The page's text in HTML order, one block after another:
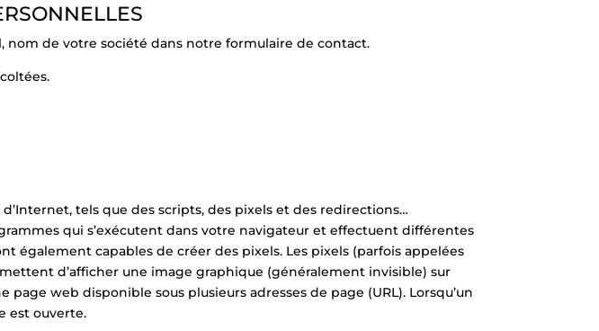
nom de votre société dans notre formulaire de contact.
tels que des scripts, des pixels et des redirections…
qui s’exécutent dans votre navigateur et effectuent différentes
également capables de créer des pixels. Les pixels (parfois appelées
d’afficher une image graphique (généralement invisible) sur
web disponible sous plusieurs adresses de page (URL). Lorsqu’un
est ouverte.